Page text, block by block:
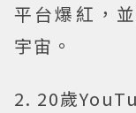
平台爆紅，
宇宙。
2. 20歲